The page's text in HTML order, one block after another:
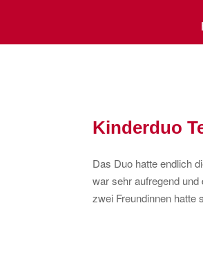
Kinderduo
Das Duo hatte endlich
war sehr aufregend
zwei Freundinnen hatte